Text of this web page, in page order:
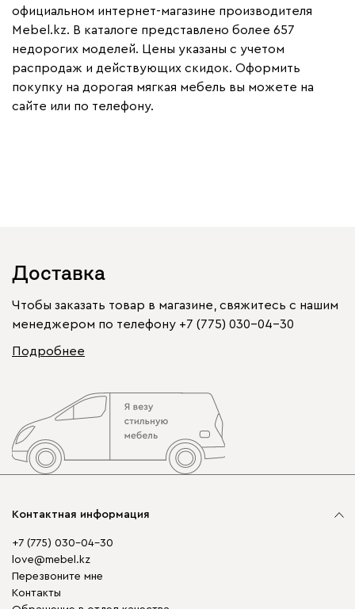
официальном интернет-магазине производителя
Mebel.kz. В каталоге представлено более 657
недорогих моделей. Цены указаны с учетом
распродаж и действующих скидок. Оформить
покупку на дорогая мягкая мебель вы можете на
сайте или по телефону.
Доставка
Чтобы заказать товар в магазине, свяжитесь с нашим
менеджером по телефону +7 (775) 030-04-30
Подробнее
Контактная информация
+7 (775) 030-04-30
love@mebel.kz
Перезвоните мне
Контакты